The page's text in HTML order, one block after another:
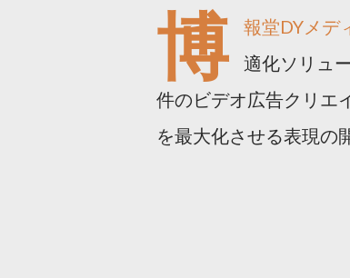
博
報堂DYメデ
適化ソリュ
件のビデオ広告クリエ
を最大化させる表現の